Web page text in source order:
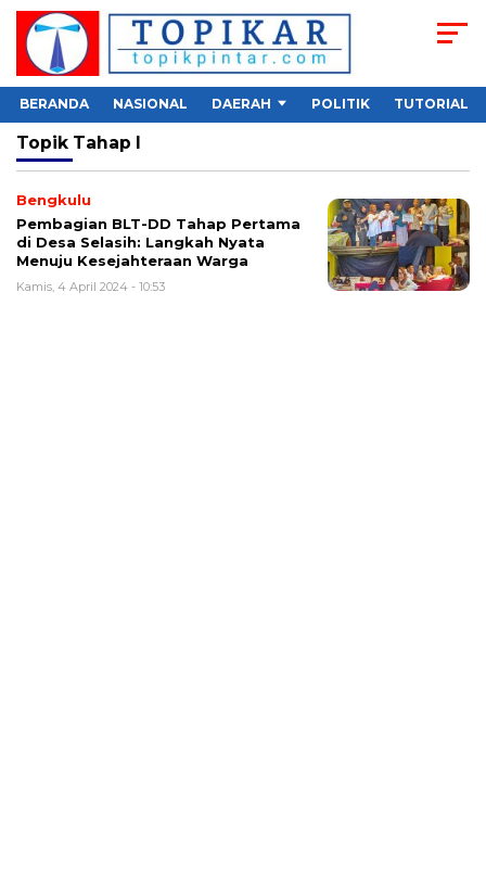
BERANDA NASIONAL DAERAH POLITIK TUTORIAL
Topik Tahap I
Bengkulu
Pembagian BLT-DD Tahap Pertama
di Desa Selasih: Langkah Nyata
Menuju Kesejahteraan Warga
Kamis, 4 April 2024 - 10:53